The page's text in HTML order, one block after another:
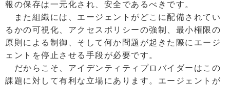
報の保存は一元化され、安全であるべきです。
また組織には、エージェントがどこに配備されてい
るかの可視化、アクセスポリシーの強制、最小権限の
原則による制御、そして何か問題が起きた際にエージ
ェントを停止させる手段が必要です。
だからこそ、アイデンティティプロバイダーはこの
課題に対して有利な立場にあります。エージェントが